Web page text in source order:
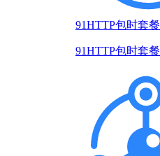
91HTTP包时套餐
91HTTP包时套餐